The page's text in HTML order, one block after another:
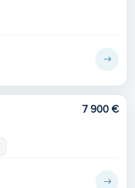
7 900 €